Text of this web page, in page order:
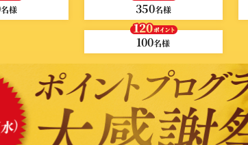
名様 350名様
100名様